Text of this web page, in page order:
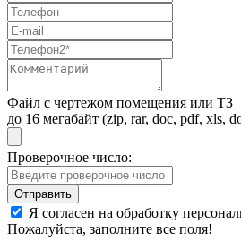
Файл с чертежом помещения или ТЗ
до 16 мегабайт (zip, rar, doc, pdf, xls,
Проверочное число:
Я согласен на обработку
Пожалуйста, заполните все поля!